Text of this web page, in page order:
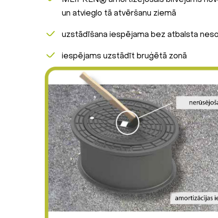
un atvieglo tā atvēršanu ziemā
uzstādīšana iespējama bez atbalsta
iespējams uzstādīt bruģētā zonā